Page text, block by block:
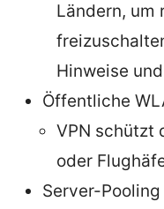
Ländern, um
Hinweise
Öffentliche
VPN schützt
oder
Server-